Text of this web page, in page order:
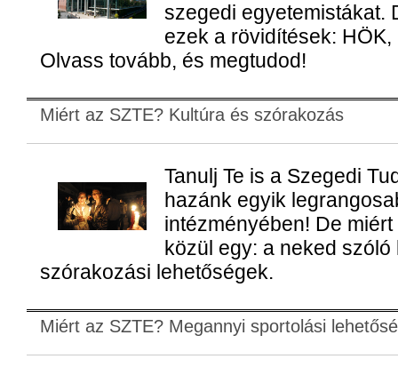
szegedi egyetemistákat.
ezek a rövidítések: HÖK,
Olvass tovább, és megtudod!
Miért az SZTE? Kultúra és szórakozás
Tanulj Te is a Szegedi
hazánk egyik
intézményében! De
közül egy: a neked
szórakozási lehetőségek.
Miért az SZTE? Megannyi sportolási